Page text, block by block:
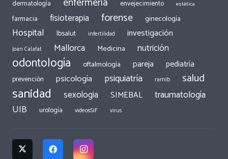
dermatología
envejecimiento estética
farmacia fisioterapia forense ginecología
Hospital Ibsalut infertilidad investigación
Joan Calafat Mallorca Medicina nutrición
odontología oftalmología pareja pediatría
prevención psicología psiquiatría ramib salud
sanidad sexologia SIMEBAL traumatología
UIB urología videosSiF virus